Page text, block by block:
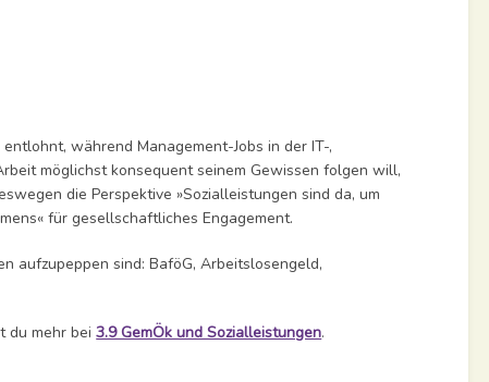
während Management-Jobs in der IT-,
möglichst konsequent seinem Gewissen folgen will,
die Perspektive »Sozialleistungen sind da, um
für gesellschaftliches Engagement.
aufzupeppen sind: BaföG, Arbeitslosengeld,
du mehr bei3.9 GemÖk und Sozialleistungen.